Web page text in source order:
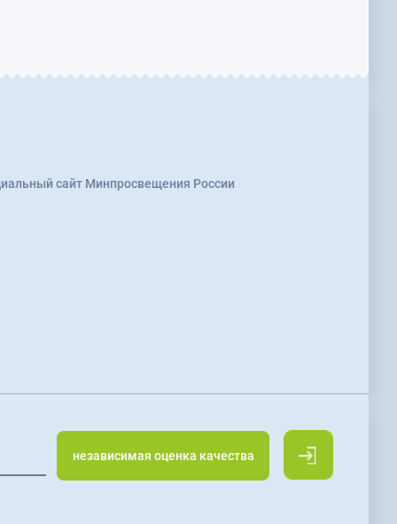
сайт Минпросвещения России
независимая оценка качества